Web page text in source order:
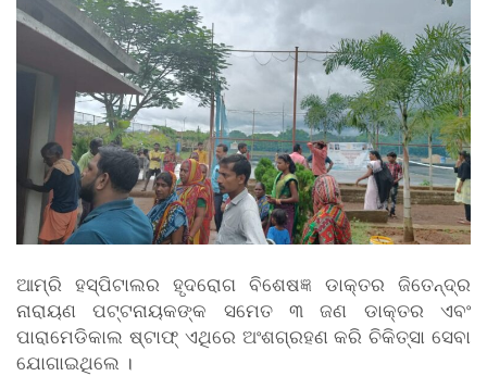
ଆମ୍ରି ହସ୍ପିଟାଲର ହୃଦରୋଗ ବିଶେଷଜ୍ଞ ଡାକ୍ତର ଜିତେନ୍ଦ୍ର
ନାରାୟଣ ପଟ୍ଟନାୟକଙ୍କ ସମେତ ୩ ଜଣ ଡାକ୍ତର ଏବଂ
ପାରାମେଡିକାଲ ଷ୍ଟାଫ୍ ଏଥିରେ ଅଂଶଗ୍ରହଣ କରି ଚିକିତ୍ସା ସେବା
ଯୋଗାଇଥିଲେ ।